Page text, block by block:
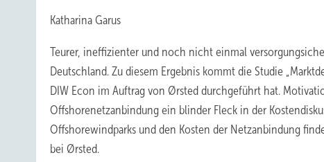
Katharina Garus
Teurer, ineffizienter und noch nicht einmal
Deutschland. Zu diesem Ergebnis kommt die Studie
DIW Econ im Auftrag von Ørsted durchgeführt hat.
Offshorenetzanbindung ein blinder Fleck in der
Offshorewindparks und den Kosten der Netzanbindung
bei Ørsted.